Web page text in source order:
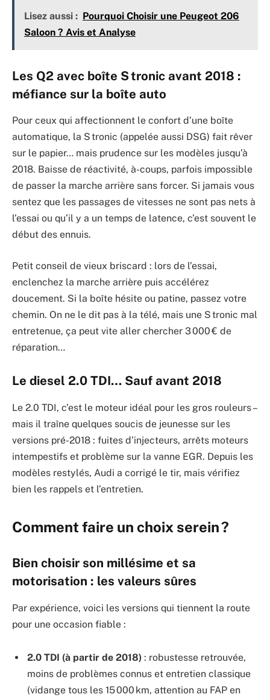
Lisez aussi : Pourquoi Choisir une Peugeot 206
Saloon ? Avis et Analyse
Les Q2 avec boîte S tronic avant 2018 :
méfiance sur la boîte auto
Pour ceux qui affectionnent le confort d’une boîte
automatique, la S tronic (appelée aussi DSG) fait rêver
sur le papier… mais prudence sur les modèles jusqu’à
2018. Baisse de réactivité, à-coups, parfois impossible
de passer la marche arrière sans forcer. Si jamais vous
sentez que les passages de vitesses ne sont pas nets à
l’essai ou qu’il y a un temps de latence, c’est souvent le
début des ennuis.
Petit conseil de vieux briscard : lors de l’essai,
enclenchez la marche arrière puis accélérez
doucement. Si la boîte hésite ou patine, passez votre
chemin. On ne le dit pas à la télé, mais une S tronic mal
entretenue, ça peut vite aller chercher 3 000 € de
réparation…
Le diesel 2.0 TDI… Sauf avant 2018
Le 2.0 TDI, c’est le moteur idéal pour les gros rouleurs –
mais il traîne quelques soucis de jeunesse sur les
versions pré-2018 : fuites d’injecteurs, arrêts moteurs
intempestifs et problème sur la vanne EGR. Depuis les
modèles restylés, Audi a corrigé le tir, mais vérifiez
bien les rappels et l’entretien.
Comment faire un choix serein ?
Bien choisir son millésime et sa
motorisation : les valeurs sûres
Par expérience, voici les versions qui tiennent la route
pour une occasion fiable :
2.0 TDI (à partir de 2018) : robustesse retrouvée,
moins de problèmes connus et entretien classique
(vidange tous les 15 000 km, attention au FAP en